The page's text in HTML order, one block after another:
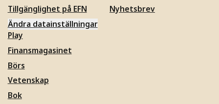
Tillgänglighet på EFN
Ändra datainställningar
Nyhetsbrev
Play
Finansmagasinet
Börs
Vetenskap
Bok